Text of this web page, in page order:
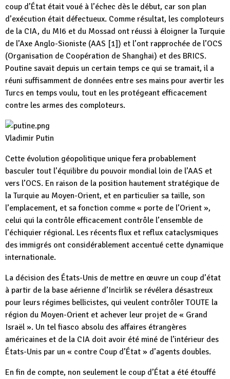
coup d’État était voué à l’échec dès le début, car son plan
d’exécution était défectueux. Comme résultat, les comploteurs
de la CIA, du MI6 et du Mossad ont réussi à éloigner la Turquie
de l’Axe Anglo-Sioniste (AAS [1]) et l’ont rapprochée de l’OCS
(Organisation de Coopération de Shanghai) et des BRICS.
Poutine savait depuis un certain temps ce qui se tramait, il a
réuni suffisamment de données entre ses mains pour avertir les
Turcs en temps voulu, tout en les protégeant efficacement
contre les armes des comploteurs.
Vladimir Putin
Cette évolution géopolitique unique fera probablement
basculer tout l’équilibre du pouvoir mondial loin de l’AAS et
vers l’OCS. En raison de la position hautement stratégique de
la Turquie au Moyen-Orient, et en particulier sa taille, son
l’emplacement, et sa fonction comme « porte de l’Orient »,
celui qui la contrôle efficacement contrôle l’ensemble de
l’échiquier régional. Les récents flux et reflux cataclysmiques
des immigrés ont considérablement accentué cette dynamique
internationale.
La décision des États-Unis de mettre en œuvre un coup d’état
à partir de la base aérienne d’Incirlik se révélera désastreux
pour leurs régimes bellicistes, qui veulent contrôler TOUTE la
région du Moyen-Orient et achever leur projet de « Grand
Israël ». Un tel fiasco absolu des affaires étrangères
américaines et de la CIA doit avoir été miné de l’intérieur des
États-Unis par un « contre Coup d’État » d’agents doubles.
En fin de compte, non seulement le coup d’État a été étouffé